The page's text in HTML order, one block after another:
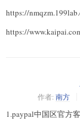
https://
https://
作者: 南方
1.paypal中国区官方